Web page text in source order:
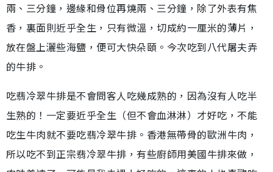
兩、三分鐘，邊緣和骨位再燒兩、三分鐘，除了外表有焦
香，裏面則近乎全生，只有微溫，切成約一厘米的薄片，
放在盤上灑些海鹽，便可大快朵頤。今次吃到八代屠夫弄
的牛排。
吃翡冷翠牛排是不會問客人吃幾成熟的，因為沒有人吃半
生熟的！一定要近乎全生（但不會血淋淋）才好吃，不能
吃生牛肉就不要吃翡冷翠牛排。香港無帶骨的歐洲牛肉，
所以吃不到正宗翡冷翠牛排，有些廚師用美國牛排來做，